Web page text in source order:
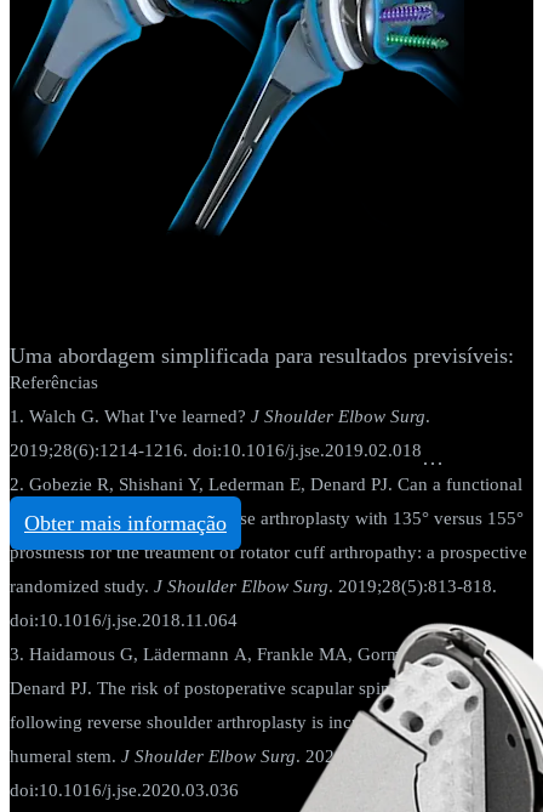
Artroplastia - Ombro
Uma abordagem simplificada para resultados previsíveis:
Referências
1. Walch G. What I've learned? J Shoulder Elbow Surg.
2019;28(6):1214-1216. doi:10.1016/j.jse.2019.02.018
2. Gobezie R, Shishani Y, Lederman E, Denard PJ. Can a functional
difference be detected in reverse arthroplasty with 135° versus 155°
prosthesis for the treatment of rotator cuff arthropathy: a prospective
randomized study. J Shoulder Elbow Surg. 2019;28(5):813-818.
doi:10.1016/j.jse.2018.11.064
3. Haidamous G, Lädermann A, Frankle MA, Gorman RA 2nd,
Denard PJ. The risk of postoperative scapular spine fracture
following reverse shoulder arthroplasty is increased with an onlay
humeral stem. J Shoulder Elbow Surg. 2020;29(12):2556-2563.
doi:10.1016/j.jse.2020.03.036
Obter mais informação